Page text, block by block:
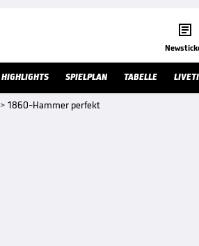

HIGHLIGHTS SPIELPLAN TABELLE
> 1860-Hammer perfekt